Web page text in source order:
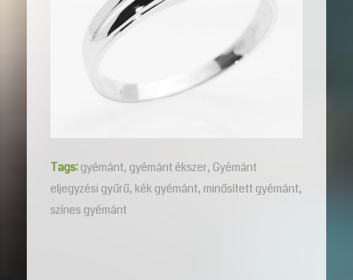
Tags: gyémánt, gyémánt ékszer, Gyémánt
eljegyzési gyűrű, kék gyémánt, minősített gyémánt,
színes gyémánt